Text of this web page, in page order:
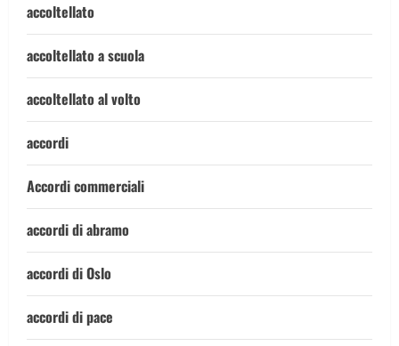
accoltellato
accoltellato a scuola
accoltellato al volto
accordi
Accordi commerciali
accordi di abramo
accordi di Oslo
accordi di pace